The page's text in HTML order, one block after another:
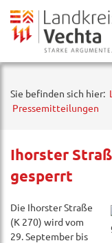
Sie befinden sich hier:
Pressemitteilungen
Ihorster
gesperrt
Die Ihorster Straße
(K 270) wird vom
29. September bis